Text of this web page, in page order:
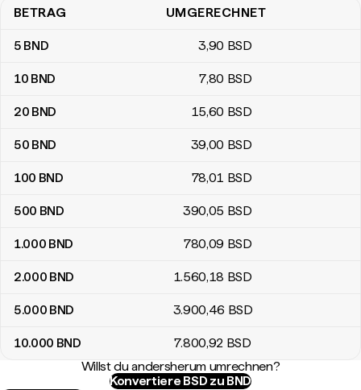
Umrechnungstabelle Brunei-Dollar zu Bahamas-Dollar
BETRAG UMGERECHNET
5 BND 3,90 BSD
10 BND 7,80 BSD
20 BND 15,60 BSD
50 BND 39,00 BSD
100 BND 78,01 BSD
500 BND 390,05 BSD
1.000 BND 780,09 BSD
2.000 BND 1.560,18 BSD
5.000 BND 3.900,46 BSD
10.000 BND 7.800,92 BSD
Willst du andersherum umrechnen?
Konvertiere BSD zu BND